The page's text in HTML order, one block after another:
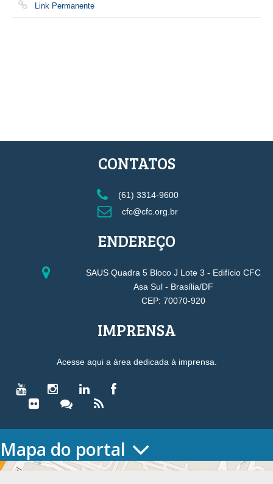
Link Permanente
CONTATOS
(61) 3314-9600
cfc@cfc.org.br
ENDEREÇO
SAUS Quadra 5 Bloco J Lote 3 - Edifício CFC
Asa Sul - Brasília/DF
CEP: 70070-920
IMPRENSA
Acesse aqui a área dedicada à imprensa.
Mapa do portal
HOME